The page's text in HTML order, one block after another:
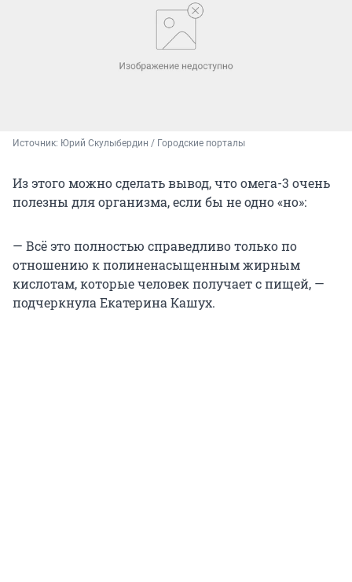
Источник: Юрий Скулыбердин / Городские порталы
Из этого можно сделать вывод, что омега-3 очень
полезны для организма, если бы не одно «но»:
— Всё это полностью справедливо только по
отношению к полиненасыщенным жирным
кислотам, которые человек получает с пищей, —
подчеркнула Екатерина Кашух.